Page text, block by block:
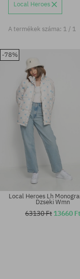
Local Heroes
A termékek száma: 1 / 1
-78%
Local Heroes Lh
Dzseki Wmn
63130 Ft 13660 Ft